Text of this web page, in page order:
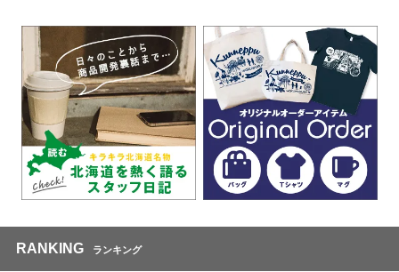
RANKING ランキング